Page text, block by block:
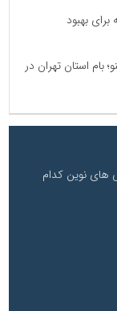
بهبود
بام استان تهران در
های نوین کدام